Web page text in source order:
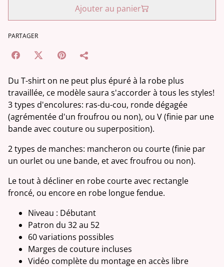
Ajouter au panier
PARTAGER
Du T-shirt on ne peut plus épuré à la robe plus
travaillée, ce modèle saura s'accorder à tous les styles!
3 types d'encolures: ras-du-cou, ronde dégagée
(agrémentée d'un froufrou ou non), ou V (finie par une
bande avec couture ou superposition).
2 types de manches: mancheron ou courte (finie par
un ourlet ou une bande, et avec froufrou ou non).
Le tout à décliner en robe courte avec rectangle
froncé, ou encore en robe longue fendue.
Niveau : Débutant
Patron du 32 au 52
60 variations possibles
Marges de couture incluses
Vidéo complète du montage en accès libre